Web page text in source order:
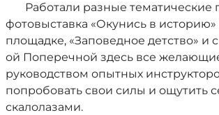
Работали разные тематические
фотовыставка «Окунись в
площадке, «Заповедное детство» и
ой Поперечной здесь все
руководством опытных
попробовать свои силы и ощутить
скалолазами.